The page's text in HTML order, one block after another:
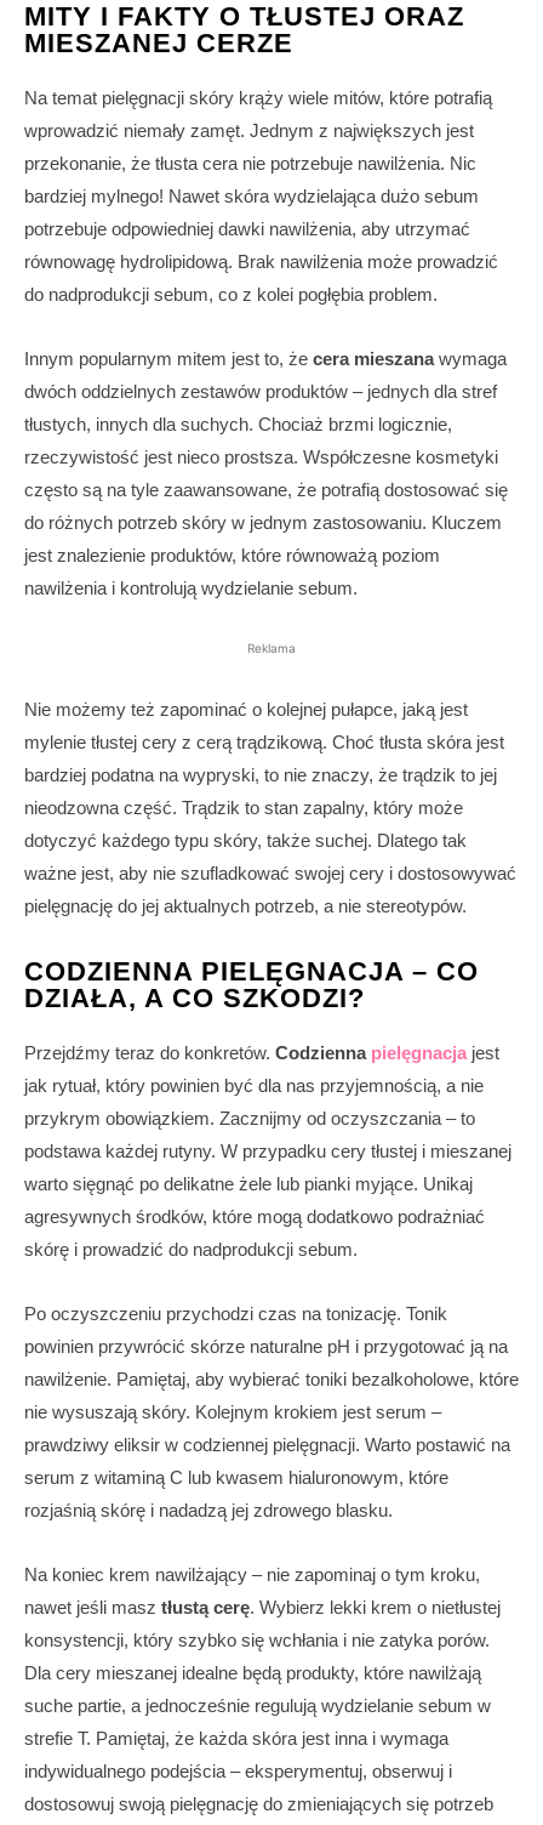
MITY I FAKTY O TŁUSTEJ ORAZ
MIESZANEJ CERZE
Na temat pielęgnacji skóry krąży wiele mitów, które potrafią
wprowadzić niemały zamęt. Jednym z największych jest
przekonanie, że tłusta cera nie potrzebuje nawilżenia. Nic
bardziej mylnego! Nawet skóra wydzielająca dużo sebum
potrzebuje odpowiedniej dawki nawilżenia, aby utrzymać
równowagę hydrolipidową. Brak nawilżenia może prowadzić
do nadprodukcji sebum, co z kolei pogłębia problem.
Innym popularnym mitem jest to, że cera mieszanawymaga
dwóch oddzielnych zestawów produktów – jednych dla stref
tłustych, innych dla suchych. Chociaż brzmi logicznie,
rzeczywistość jest nieco prostsza. Współczesne kosmetyki
często są na tyle zaawansowane, że potrafią dostosować się
do różnych potrzeb skóry w jednym zastosowaniu. Kluczem
jest znalezienie produktów, które równoważą poziom
nawilżenia i kontrolują wydzielanie sebum.
Reklama
Nie możemy też zapominać o kolejnej pułapce, jaką jest
mylenie tłustej cery z cerą trądzikową. Choć tłusta skóra jest
bardziej podatna na wypryski, to nie znaczy, że trądzik to jej
nieodzowna część. Trądzik to stan zapalny, który może
dotyczyć każdego typu skóry, także suchej. Dlatego tak
ważne jest, aby nie szufladkować swojej cery i dostosowywać
pielęgnację do jej aktualnych potrzeb, a nie stereotypów.
CODZIENNA PIELĘGNACJA – CO
DZIAŁA, A CO SZKODZI?
Przejdźmy teraz do konkretów. Codzienna pielęgnacja jest
jak rytuał, który powinien być dla nas przyjemnością, a nie
przykrym obowiązkiem. Zacznijmy od oczyszczania – to
podstawa każdej rutyny. W przypadku cery tłustej i mieszanej
warto sięgnąć po delikatne żele lub pianki myjące. Unikaj
agresywnych środków, które mogą dodatkowo podrażniać
skórę i prowadzić do nadprodukcji sebum.
Po oczyszczeniu przychodzi czas na tonizację. Tonik
powinien przywrócić skórze naturalne pH i przygotować ją na
nawilżenie. Pamiętaj, aby wybierać toniki bezalkoholowe, które
nie wysuszają skóry. Kolejnym krokiem jest serum –
prawdziwy eliksir w codziennej pielęgnacji. Warto postawić na
serum z witaminą C lub kwasem hialuronowym, które
rozjaśnią skórę i nadadzą jej zdrowego blasku.
Na koniec krem nawilżający – nie zapominaj o tym kroku,
nawet jeśli masz tłustą cerę. Wybierz lekki krem o nietłustej
konsystencji, który szybko się wchłania i nie zatyka porów.
Dla cery mieszanej idealne będą produkty, które nawilżają
suche partie, a jednocześnie regulują wydzielanie sebum w
strefie T. Pamiętaj, że każda skóra jest inna i wymaga
indywidualnego podejścia – eksperymentuj, obserwuj i
dostosowuj swoją pielęgnację do zmieniających się potrzeb